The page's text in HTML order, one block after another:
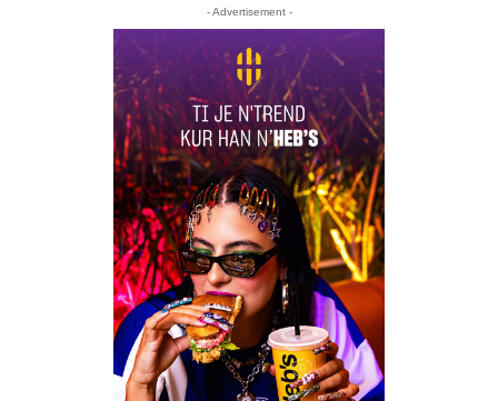
- Advertisement -